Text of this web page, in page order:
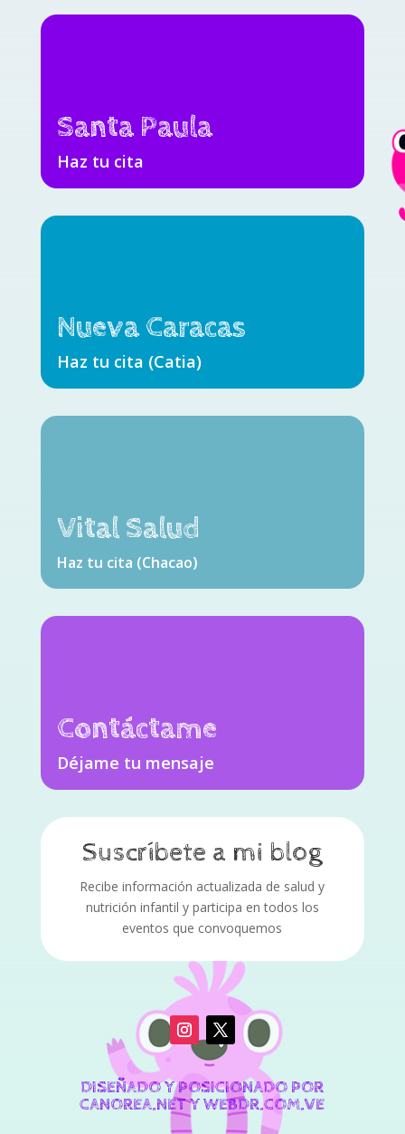
Santa Paula
Haz tu cita
Nueva Caracas
Haz tu cita (Catia)
Vital Salud
Haz tu cita (Chacao)
Contáctame
Déjame tu mensaje
Suscríbete a mi blog
Recibe información actualizada de salud y
nutrición infantil y participa en todos los
eventos que convoquemos
DISEÑADO Y POSICIONADO POR
CANOREA.NET Y WEBDR.COM.VE